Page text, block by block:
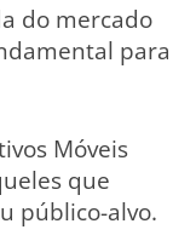
do mercado
para
Móveis
que
público-alvo.